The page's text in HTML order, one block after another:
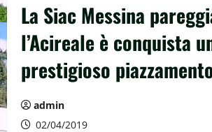
La Siac Messina
l’Acireale è conquista
prestigioso
admin
02/04/2019